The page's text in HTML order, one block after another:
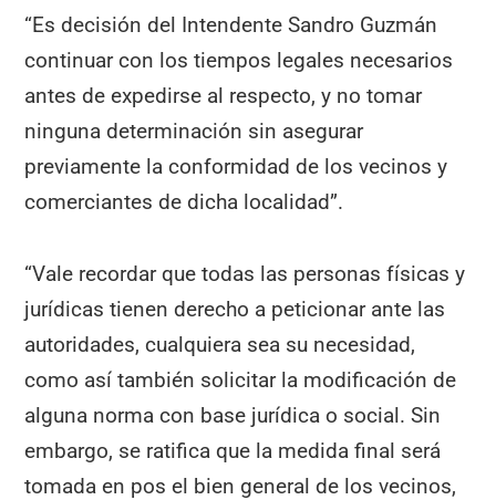
“Es decisión del Intendente Sandro Guzmán
continuar con los tiempos legales necesarios
antes de expedirse al respecto, y no tomar
ninguna determinación sin asegurar
previamente la conformidad de los vecinos y
comerciantes de dicha localidad”.
“Vale recordar que todas las personas físicas y
jurídicas tienen derecho a peticionar ante las
autoridades, cualquiera sea su necesidad,
como así también solicitar la modificación de
alguna norma con base jurídica o social. Sin
embargo, se ratifica que la medida final será
tomada en pos el bien general de los vecinos,